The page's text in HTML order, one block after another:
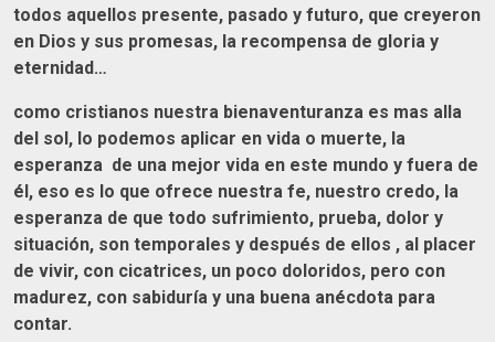
todos aquellos presente, pasado y futuro, que creyeron
en Dios y sus promesas, la recompensa de gloria y
eternidad…
como cristianos nuestra bienaventuranza es mas alla
del sol, lo podemos aplicar en vida o muerte, la
esperanza de una mejor vida en este mundo y fuera de
él, eso es lo que ofrece nuestra fe, nuestro credo, la
esperanza de que todo sufrimiento, prueba, dolor y
situación, son temporales y después de ellos , al placer
de vivir, con cicatrices, un poco doloridos, pero con
madurez, con sabiduría y una buena anécdota para
contar.